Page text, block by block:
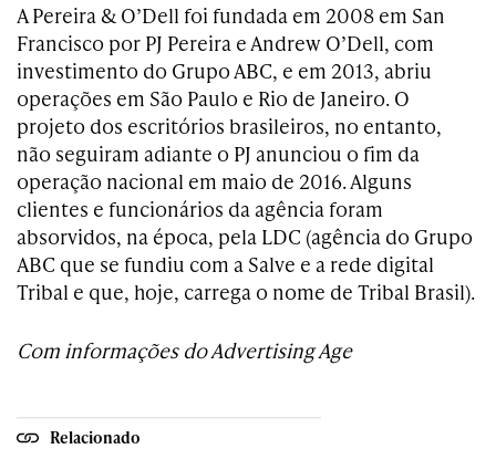
A Pereira & O’Dell foi fundada em 2008 em San
Francisco por PJ Pereira e Andrew O’Dell, com
investimento do Grupo ABC, e em 2013, abriu
operações em São Paulo e Rio de Janeiro. O
projeto dos escritórios brasileiros, no entanto,
não seguiram adiante o PJ anunciou o fim da
operação nacional em maio de 2016. Alguns
clientes e funcionários da agência foram
absorvidos, na época, pela LDC (agência do Grupo
ABC que se fundiu com a Salve e a rede digital
Tribal e que, hoje, carrega o nome de Tribal Brasil).
Com informações do Advertising Age
Relacionado